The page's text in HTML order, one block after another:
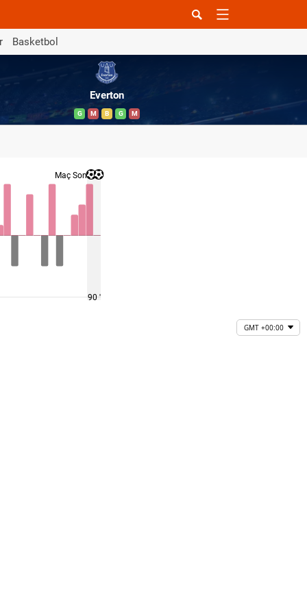
Basketbol
Everton
G M B G M
Maç Sonucu
90 '
GMT +00:00